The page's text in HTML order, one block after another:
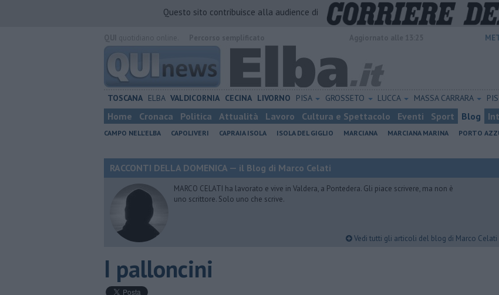
Questo sito contribuisce alla audience di
TOSCANA ELBA VALDICORNIA CECINA LIVORNO PISA GROSSETO LUCCA MASSA CARRARA
Home Cronaca Politica Attualità Lavoro Cultura e Spettacolo Eventi Sport Blog
CAMPO NELL'ELBA CAPOLIVERI CAPRAIA ISOLA ISOLA DEL GIGLIO MARCIANA MARCIANA MARINA PORTO
RACCONTI DELLA DOMENICA — il Blog di Marco Celati
MARCO CELATI ha lavorato e vive in Valdera, a Pontedera. Gli piace scrivere, ma non è
uno scrittore. Solo uno che scrive.
Vedi tutti gli articoli del blog di Marco Celati
I palloncini